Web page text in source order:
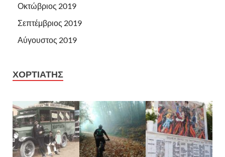
Οκτώβριος 2019
Σεπτέμβριος 2019
Αύγουστος 2019
ΧΟΡΤΙΑΤΗΣ